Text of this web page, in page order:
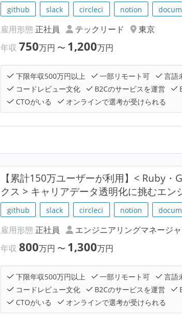
github slack circleci notion
雇用形態 正社員 テックリード
東京
年収750万円 〜 1,200万円
下限年収500万円以上 一部リモート可 言語
コードレビュー文化
B2Cのサービスを運営
CTOがいる
オンラインで選考が受けられる
【累計150万ユーザーが利用】< Ruby
クス > キャリアデータ透明化に挑むエン
github slack circleci notion
雇用形態 正社員 エンジニアリングマネージ
年収800万円 〜 1,300万円
下限年収500万円以上 一部リモート可 言語
コードレビュー文化
B2Cのサービスを運営
CTOがいる
オンラインで選考が受けられる